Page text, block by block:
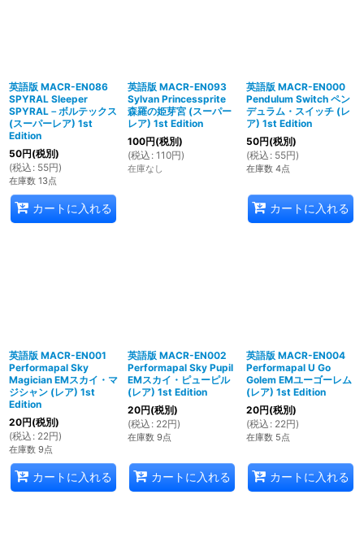
英語版 MACR-EN086
SPYRAL Sleeper
SPYRAL－ボルテックス
(スーパーレア) 1st
Edition
50円(税別)
(税込 : 55円)
在庫数 13点
カートに入れる
英語版 MACR-EN093
Sylvan Princessprite
森羅の姫芽宮 (スーパー
レア) 1st Edition
100円(税別)
(税込 : 110円)
在庫なし
英語版 MACR-EN000
Pendulum Switch ペン
デュラム・スイッチ (レ
ア) 1st Edition
50円(税別)
(税込 : 55円)
在庫数 4点
カートに入れる
英語版 MACR-EN001
Performapal Sky
Magician EMスカイ・マ
ジシャン (レア) 1st
Edition
20円(税別)
(税込 : 22円)
在庫数 9点
カートに入れる
英語版 MACR-EN002
Performapal Sky Pupil
EMスカイ・ピューピル
(レア) 1st Edition
20円(税別)
(税込 : 22円)
在庫数 9点
カートに入れる
英語版 MACR-EN004
Performapal U Go
Golem EMユーゴーレム
(レア) 1st Edition
20円(税別)
(税込 : 22円)
在庫数 5点
カートに入れる